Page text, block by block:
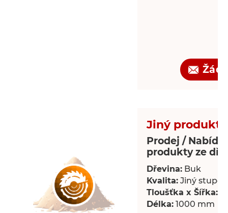
Jiný produkt
Prodej /
produkty ze
Dřevina: Buk
Kvalita: Jiný
Tloušťka x Šířka:
Délka: 1000 mm